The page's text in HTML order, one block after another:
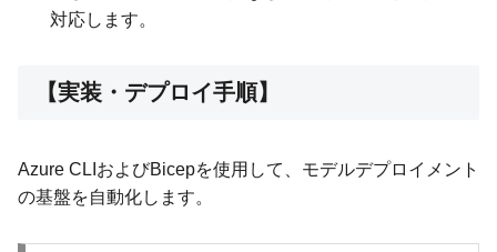
対応します。
【実装・デプロイ手順】
Azure CLIおよびBicepを使用して、モデルデプロイメント
の基盤を自動化します。